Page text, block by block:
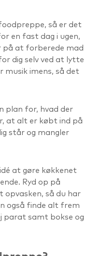
så er det
en fast dag i ugen,
på at forberede mad
dig selv ved at lytte
musik imens, så det
plan for, hvad der
at alt er købt ind på
står og mangler
at gøre køkkenet
Ryd op på
så du har
også finde alt frem
parat samt bokse og